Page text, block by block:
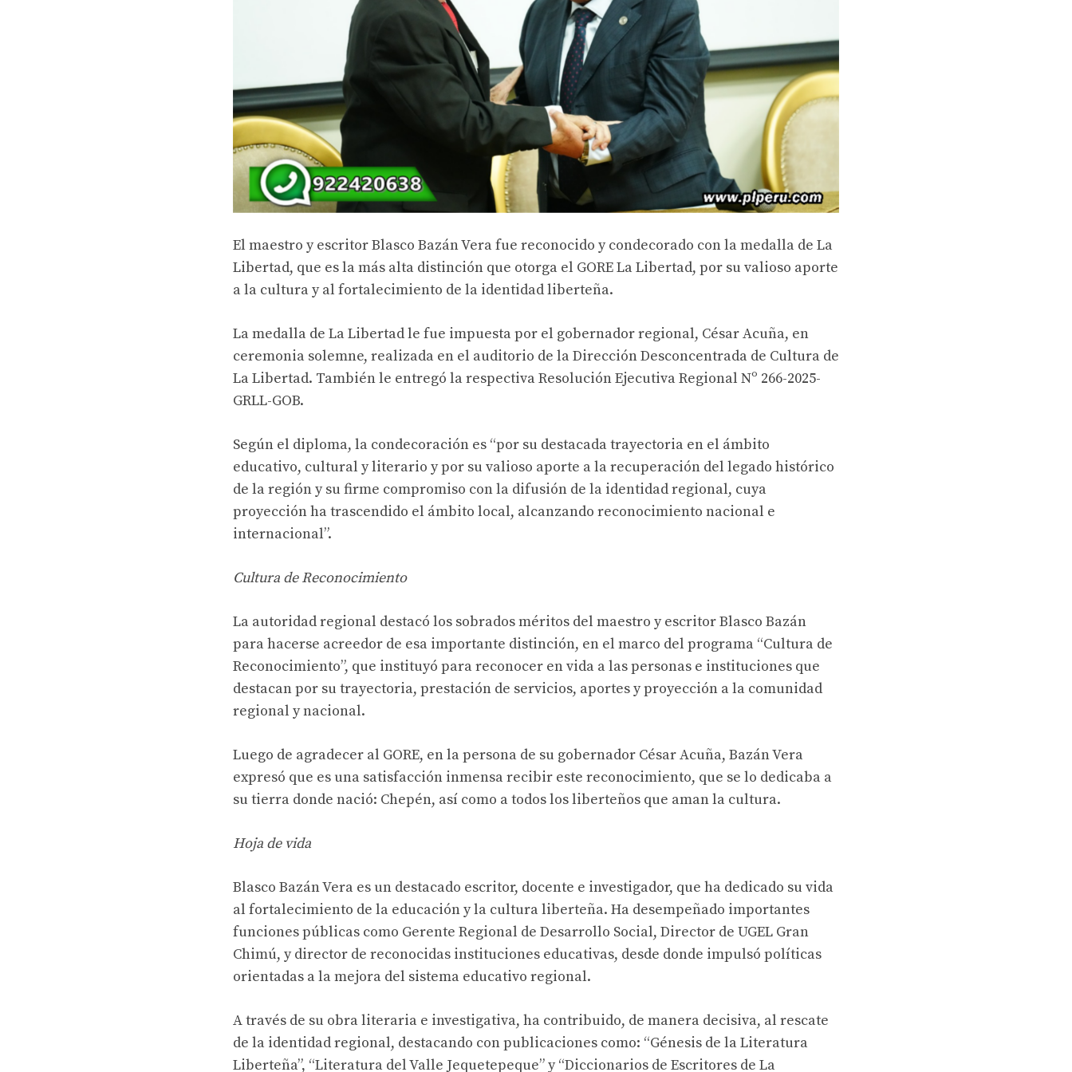
El maestro y escritor Blasco Bazán Vera fue reconocido y condecorado con la medalla de La
Libertad, que es la más alta distinción que otorga el GORE La Libertad, por su valioso aporte
a la cultura y al fortalecimiento de la identidad liberteña.
La medalla de La Libertad le fue impuesta por el gobernador regional, César Acuña, en
ceremonia solemne, realizada en el auditorio de la Dirección Desconcentrada de Cultura de
La Libertad. También le entregó la respectiva Resolución Ejecutiva Regional Nº 266-2025-
GRLL-GOB.
Según el diploma, la condecoración es “por su destacada trayectoria en el ámbito
educativo, cultural y literario y por su valioso aporte a la recuperación del legado histórico
de la región y su firme compromiso con la difusión de la identidad regional, cuya
proyección ha trascendido el ámbito local, alcanzando reconocimiento nacional e
internacional”.
Cultura de Reconocimiento
La autoridad regional destacó los sobrados méritos del maestro y escritor Blasco Bazán
para hacerse acreedor de esa importante distinción, en el marco del programa “Cultura de
Reconocimiento”, que instituyó para reconocer en vida a las personas e instituciones que
destacan por su trayectoria, prestación de servicios, aportes y proyección a la comunidad
regional y nacional.
Luego de agradecer al GORE, en la persona de su gobernador César Acuña, Bazán Vera
expresó que es una satisfacción inmensa recibir este reconocimiento, que se lo dedicaba a
su tierra donde nació: Chepén, así como a todos los liberteños que aman la cultura.
Hoja de vida
Blasco Bazán Vera es un destacado escritor, docente e investigador, que ha dedicado su vida
al fortalecimiento de la educación y la cultura liberteña. Ha desempeñado importantes
funciones públicas como Gerente Regional de Desarrollo Social, Director de UGEL Gran
Chimú, y director de reconocidas instituciones educativas, desde donde impulsó políticas
orientadas a la mejora del sistema educativo regional.
A través de su obra literaria e investigativa, ha contribuido, de manera decisiva, al rescate
de la identidad regional, destacando con publicaciones como: “Génesis de la Literatura
Liberteña”, “Literatura del Valle Jequetepeque” y “Diccionarios de Escritores de La